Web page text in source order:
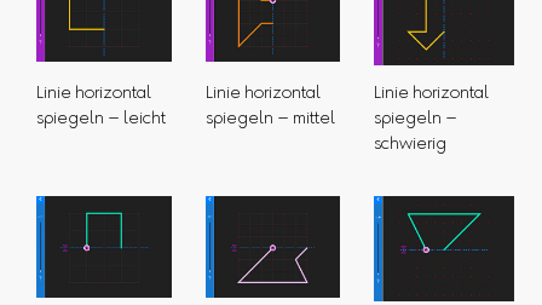
Linie horizontal
spiegeln – leicht
Linie horizontal
spiegeln – mittel
Linie horizontal
spiegeln –
schwierig